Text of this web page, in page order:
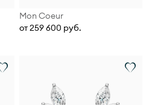
Mon Coeur
от 259 600 руб.